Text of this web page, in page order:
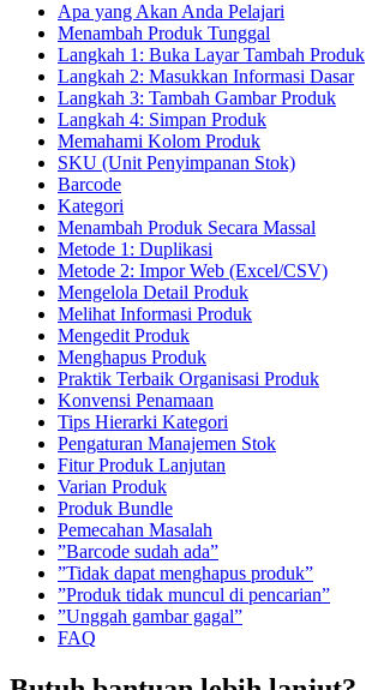
Apa yang Akan Anda Pelajari
Menambah Produk Tunggal
Langkah 1: Buka Layar Tambah Produk
Langkah 2: Masukkan Informasi Dasar
Langkah 3: Tambah Gambar Produk
Langkah 4: Simpan Produk
Memahami Kolom Produk
SKU (Unit Penyimpanan Stok)
Barcode
Kategori
Menambah Produk Secara Massal
Metode 1: Duplikasi
Metode 2: Impor Web (Excel/CSV)
Mengelola Detail Produk
Melihat Informasi Produk
Mengedit Produk
Menghapus Produk
Praktik Terbaik Organisasi Produk
Konvensi Penamaan
Tips Hierarki Kategori
Pengaturan Manajemen Stok
Fitur Produk Lanjutan
Varian Produk
Produk Bundle
Pemecahan Masalah
”Barcode sudah ada”
”Tidak dapat menghapus produk”
”Produk tidak muncul di pencarian”
”Unggah gambar gagal”
FAQ